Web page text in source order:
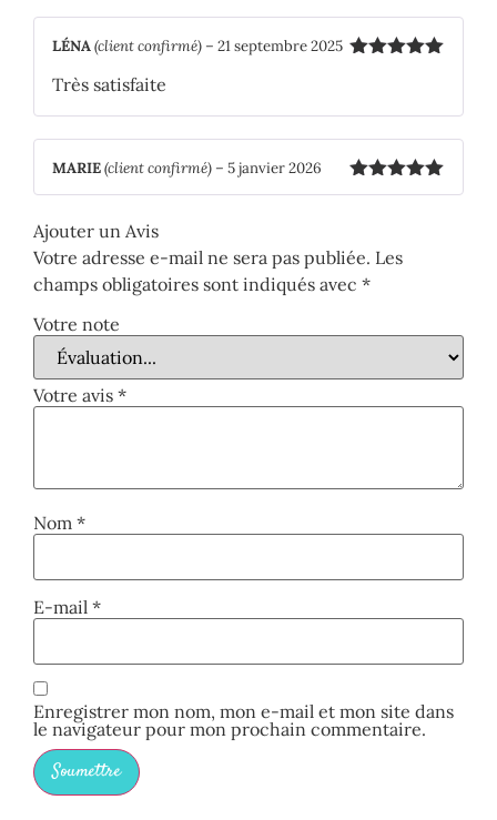
LÉNA(client confirmé) – 21 septembre 2025
Très satisfaite
Note5sur
MARIE(client confirmé) – 5 janvier 2026
Ajouter un Avis
Votre adresse e-mail ne sera pas publiée. Les
champs obligatoires sont indiqués avec *
Votre note
Votre avis *
Nom *
E-mail *
Enregistrer mon nom, mon e-mail et mon site dans
le navigateur pour mon prochain commentaire.